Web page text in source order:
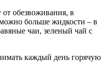
обезвоживания, в
больше жидкости – в
чаи, зеленый чай с
каждый день горячую